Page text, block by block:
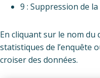
9 : Suppression de
En cliquant sur le nom du
statistiques de l’enquête
croiser des données.